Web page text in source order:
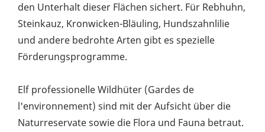
den Unterhalt dieser Flächen sichert. Für Rebhuhn,
Steinkauz, Kronwicken-Bläuling, Hundszahnlilie
und andere bedrohte Arten gibt es spezielle
Förderungsprogramme.
Elf professionelle Wildhüter (Gardes de
l'environnement) sind mit der Aufsicht über die
Naturreservate sowie die Flora und Fauna betraut.